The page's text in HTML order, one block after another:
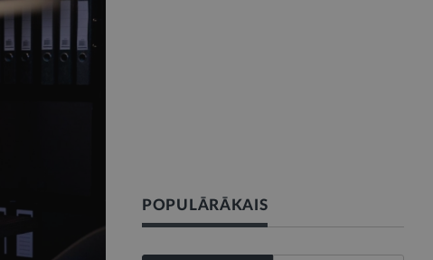
POPULĀRĀKAIS